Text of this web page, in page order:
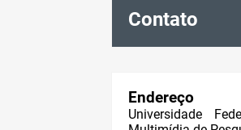
Contato
Endereço
Universidade